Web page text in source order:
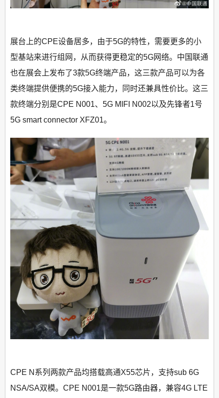
展台上的CPE设备居多，由于5G的特性，需要更多的小
型基站来进行组网，从而获得更稳定的5G网络。中国联通
也在展会上发布了3款5G终端产品，这三款产品可以为各
类终端提供便携的5G接入能力，同时还兼具性价比。这三
款终端分别是CPE N001、5G MIFI N002以及先锋者1号
5G smart connector XFZ01。
CPE N系列两款产品均搭载高通X55芯片，支持sub 6G
NSA/SA双模。CPE N001是一款5G路由器，兼容4G LTE